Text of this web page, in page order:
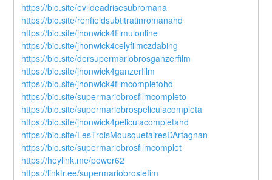
https://bio.site/evildeadrisesubromana
https://bio.site/renfieldsubtitratinromanahd
https://bio.site/jhonwick4filmulonline
https://bio.site/jhonwick4celyfilmczdabing
https://bio.site/dersupermariobrosganzerfilm
https://bio.site/jhonwick4ganzerfilm
https://bio.site/jhonwick4filmcompletohd
https://bio.site/supermariobrosfilmcompleto
https://bio.site/supermariobrospeliculacompleta
https://bio.site/jhonwick4peliculacompletahd
https://bio.site/LesTroisMousquetairesDArtagnan
https://bio.site/supermariobrosfilmcomplet
https://heylink.me/power62
https://linktr.ee/supermariobroslefim